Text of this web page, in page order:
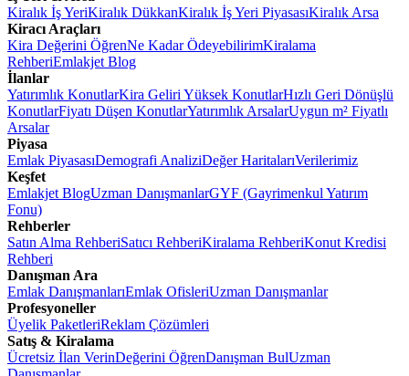
Kiralık İş YeriKiralık DükkanKiralık İş Yeri PiyasasıKiralık Arsa
Kiracı Araçları
Kira Değerini ÖğrenNe Kadar ÖdeyebilirimKiralama
RehberiEmlakjet Blog
İlanlar
Yatırımlık KonutlarKira Geliri Yüksek KonutlarHızlı Geri Dönüşlü
KonutlarFiyatı Düşen KonutlarYatırımlık ArsalarUygun m² Fiyatlı
Arsalar
Piyasa
Emlak PiyasasıDemografi AnaliziDeğer HaritalarıVerilerimiz
Keşfet
Emlakjet BlogUzman DanışmanlarGYF (Gayrimenkul Yatırım
Fonu)
Rehberler
Satın Alma RehberiSatıcı RehberiKiralama RehberiKonut Kredisi
Rehberi
Danışman Ara
Emlak DanışmanlarıEmlak OfisleriUzman Danışmanlar
Profesyoneller
Üyelik PaketleriReklam Çözümleri
Satış & Kiralama
Ücretsiz İlan VerinDeğerini ÖğrenDanışman BulUzman